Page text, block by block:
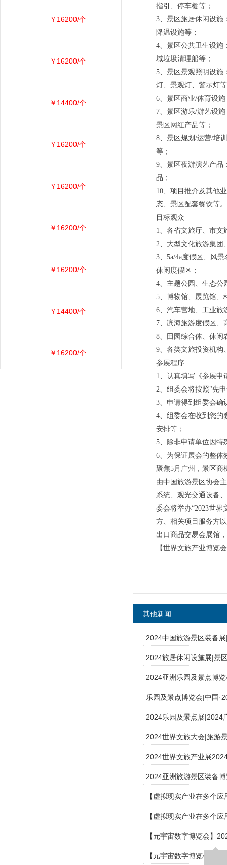
指引、停车棚等；
3、景区旅居休闲设施
降温设施等；
4、景区公共卫生设施
域垃圾清理船等；
5、景区景观照明设施
灯、景观灯、警示灯
6、景区商业/体育设
7、景区游乐/游艺设
景区网红产品等；
8、景区规划/运营/培
等；
9、景区夜游演艺产品
品；
10、项目推介及其他
态、景区配套餐饮等。
目标观众
1、各省文旅厅、市文
2、大型文化旅游集团
3、5a/4a度假区、风
休闲度假区；
4、主题公园、生态公
5、博物馆、展览馆、
6、汽车营地、工业旅
7、滨海旅游度假区、
8、田园综合体、休闲
9、各类文旅投资机构
参展程序
1、认真填写《参展申
2、组委会将按照"先
3、申请得到组委会确
4、组委会在收到您的
安排等；
5、除非申请单位因特
6、为保证展会的整体
聚焦5月广州，景区商
由中国旅游景区协会
系统、观光交通设备
委会将举办“2023世
方、相关项目服务方
出口商品交易会展馆
【世界文旅产业博览
其他新闻
2024中国旅游景区装备
2024旅居休闲设施展|景
2024亚洲乐园及景点博
乐园及景点博览会|中国
2024乐园及景点展|2024
2024世界文旅大会|旅游
2024世界文旅产业展
2024亚洲旅游景区装备
【虚拟现实产业在多个
【虚拟现实产业在多个
【元宇宙数字博览会】
【元宇宙数字博览会】
￥16200/个
￥16200/个
￥14400/个
￥16200/个
￥16200/个
￥16200/个
￥16200/个
￥14400/个
￥16200/个